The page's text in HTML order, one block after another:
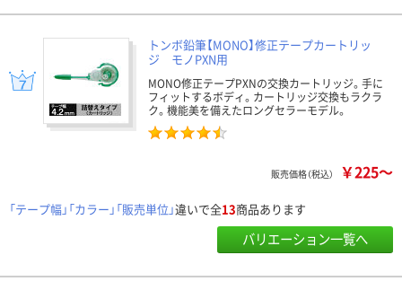
トンボ鉛筆【MONO】修正テープカートリッ
ジ モノPXN用
MONO修正テープPXNの交換カートリッジ。手に
フィットするボディ。カートリッジ交換もラクラ
ク。機能美を備えたロングセラーモデル。
販売価格（税込） ￥225～
「テープ幅」「カラー」「販売単位」違いで全13商品あります
バリエーション一覧へ